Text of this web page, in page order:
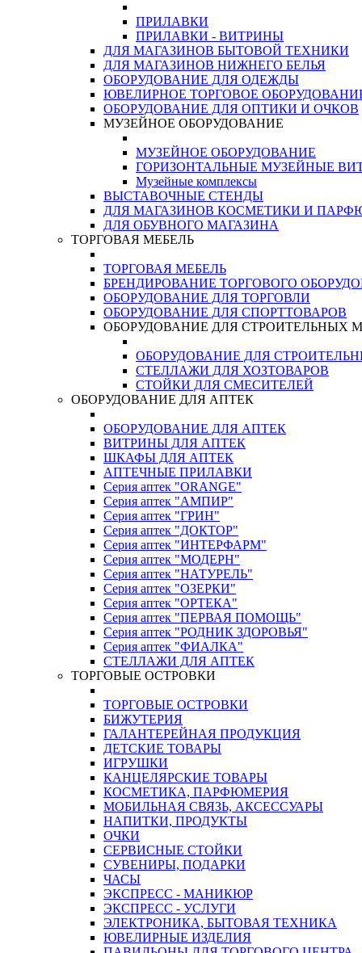
ПРИЛАВКИ
ПРИЛАВКИ - ВИТРИНЫ
ДЛЯ МАГАЗИНОВ БЫТОВОЙ ТЕХНИКИ
ДЛЯ МАГАЗИНОВ НИЖНЕГО БЕЛЬЯ
ОБОРУДОВАНИЕ ДЛЯ ОДЕЖДЫ
ЮВЕЛИРНОЕ ТОРГОВОЕ
ОБОРУДОВАНИЕ ДЛЯ ОПТИКИ И ОЧКОВ
МУЗЕЙНОЕ ОБОРУДОВАНИЕ
МУЗЕЙНОЕ ОБОРУДОВАНИЕ
ГОРИЗОНТАЛЬНЫЕ МУЗЕЙНЫЕ
Музейные комплексы
ВЫСТАВОЧНЫЕ СТЕНДЫ
ДЛЯ МАГАЗИНОВ КОСМЕТИКИ И
ДЛЯ ОБУВНОГО МАГАЗИНА
ТОРГОВАЯ МЕБЕЛЬ
ТОРГОВАЯ МЕБЕЛЬ
БРЕНДИРОВАНИЕ ТОРГОВОГО
ОБОРУДОВАНИЕ ДЛЯ ТОРГОВЛИ
ОБОРУДОВАНИЕ ДЛЯ СПОРТТОВАРОВ
ОБОРУДОВАНИЕ ДЛЯ СТРОИТЕЛЬНЫХ
ОБОРУДОВАНИЕ ДЛЯ
СТЕЛЛАЖИ ДЛЯ ХОЗТОВАРОВ
СТОЙКИ ДЛЯ СМЕСИТЕЛЕЙ
ОБОРУДОВАНИЕ ДЛЯ АПТЕК
ОБОРУДОВАНИЕ ДЛЯ АПТЕК
ВИТРИНЫ ДЛЯ АПТЕК
ШКАФЫ ДЛЯ АПТЕК
АПТЕЧНЫЕ ПРИЛАВКИ
Серия аптек "ORANGE"
Серия аптек "АМПИР"
Серия аптек "ГРИН"
Серия аптек "ДОКТОР"
Серия аптек "ИНТЕРФАРМ"
Серия аптек "МОДЕРН"
Серия аптек "НАТУРЕЛЬ"
Серия аптек "ОЗЕРКИ"
Серия аптек "ОРТЕКА"
Серия аптек "ПЕРВАЯ ПОМОЩЬ"
Серия аптек "РОДНИК ЗДОРОВЬЯ"
Серия аптек "ФИАЛКА"
СТЕЛЛАЖИ ДЛЯ АПТЕК
ТОРГОВЫЕ ОСТРОВКИ
ТОРГОВЫЕ ОСТРОВКИ
БИЖУТЕРИЯ
ГАЛАНТЕРЕЙНАЯ ПРОДУКЦИЯ
ДЕТСКИЕ ТОВАРЫ
ИГРУШКИ
КАНЦЕЛЯРСКИЕ ТОВАРЫ
КОСМЕТИКА, ПАРФЮМЕРИЯ
МОБИЛЬНАЯ СВЯЗЬ, АКСЕССУАРЫ
НАПИТКИ, ПРОДУКТЫ
ОЧКИ
СЕРВИСНЫЕ СТОЙКИ
СУВЕНИРЫ, ПОДАРКИ
ЧАСЫ
ЭКСПРЕСС - МАНИКЮР
ЭКСПРЕСС - УСЛУГИ
ЭЛЕКТРОНИКА, БЫТОВАЯ ТЕХНИКА
ЮВЕЛИРНЫЕ ИЗДЕЛИЯ